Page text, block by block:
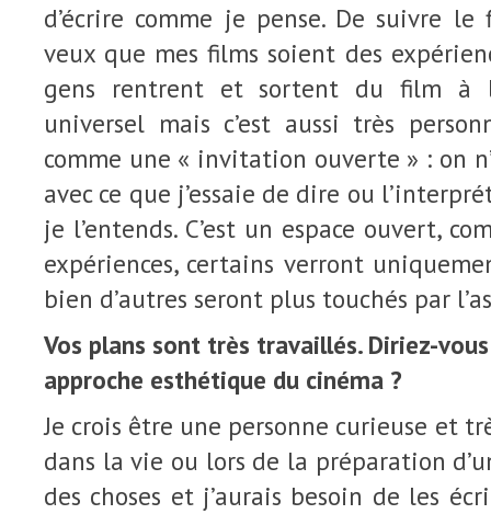
d’écrire comme je pense. De suivre le
veux que mes films soient des
gens rentrent et sortent du film à
universel mais c’est aussi très
comme une « invitation ouverte » : on
avec ce que j’essaie de dire ou
je l’entends. C’est un espace ouvert,
expériences, certains verront
bien d’autres seront plus touchés par
Vos plans sont très travaillés. Diriez-
approche esthétique du cinéma ?
Je crois être une personne curieuse et
dans la vie ou lors de la préparation
des choses et j’aurais besoin de les